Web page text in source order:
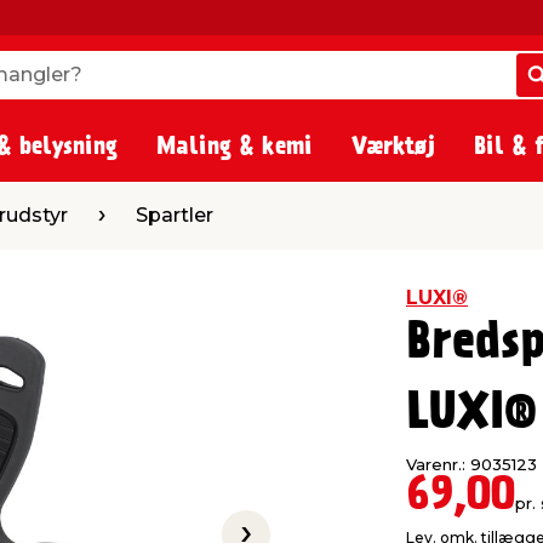
belysning Maling & kemi Værktøj Bil &
Spartler Spartler
LUXI®
LUXI®
Varenr.: 9035123
69,00pr.
Lev. omk.